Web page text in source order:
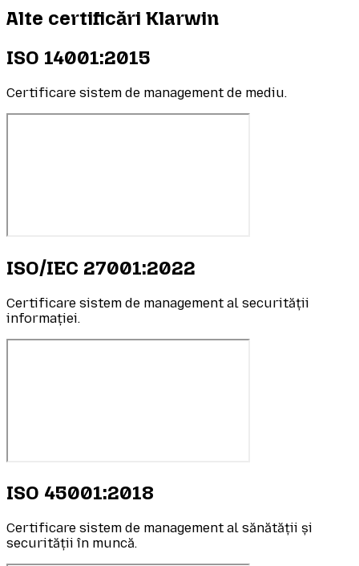
Alte certificări Klarwin
ISO 14001:2015
Certificare sistem de management de mediu.
ISO/IEC 27001:2022
Certificare sistem de management al securității
informației.
ISO 45001:2018
Certificare sistem de management al sănătății și
securității în muncă.